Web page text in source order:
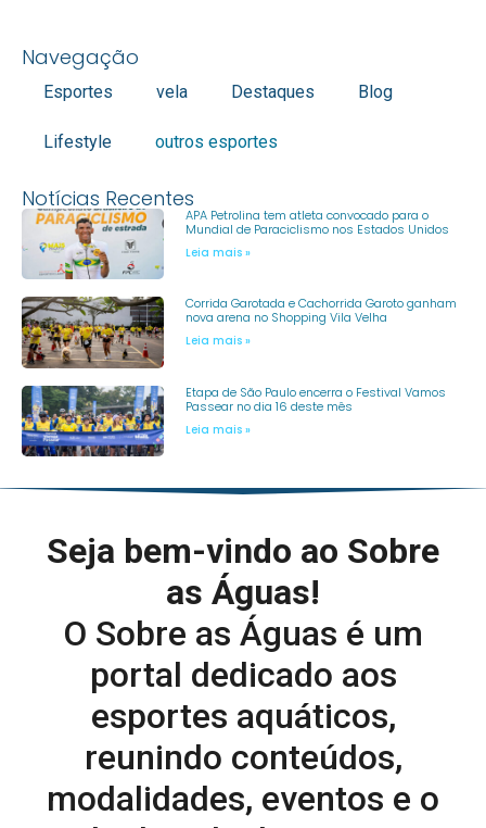
Navegação
Esportes vela Destaques Blog
Lifestyle outros esportes
Notícias Recentes
APA Petrolina tem atleta convocado para o
Mundial de Paraciclismo nos Estados Unidos
Leia mais »
Corrida Garotada e Cachorrida Garoto ganham
nova arena no Shopping Vila Velha
Leia mais »
Etapa de São Paulo encerra o Festival Vamos
Passear no dia 16 deste mês
Leia mais »
Seja bem-vindo ao Sobre
as Águas!
O Sobre as Águas é um
portal dedicado aos
esportes aquáticos,
reunindo conteúdos,
modalidades, eventos e o